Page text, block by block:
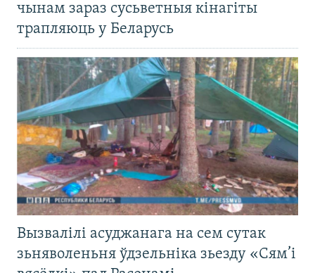
чынам зараз сусьветныя кінагіты
трапляюць у Беларусь
Вызвалілі асуджанага на сем сутак
зьняволеньня ўдзельніка зьезду «Сям’і